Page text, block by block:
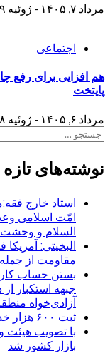
مرداد ۷, ۱۴۰۵ - ژوئیه ۲۹, ۲۰۲۶
اجتماعی
پایتخت
مرداد ۶, ۱۴۰۵ - ژوئیه ۲۸, ۲۰۲۶
جستجو
نوشته‌های تازه
استاد خارج
امّت اسلامی
السلام و
البخیتی:
مقاومت از
بستن حساب
جبهه استکبار
آزادی‌خواه
ثبت ۶۰۰ هزار خدمت سلامت به زائران اربعین
با تصویب هیئت
بازار کشور شد